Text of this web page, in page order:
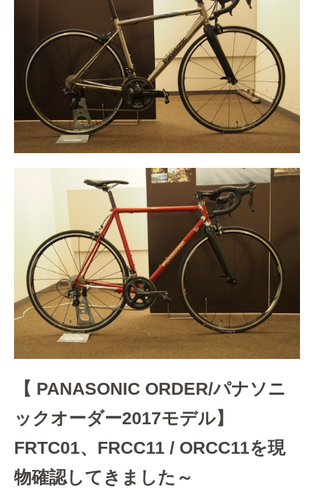
【 PANASONIC ORDER/パナソニ
ックオーダー2017モデル】
FRTC01、FRCC11 / ORCC11を現
物確認してきました～